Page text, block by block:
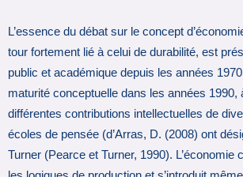
L’essence du débat sur le concept
tour fortement lié à celui de durabilité, est
public et académique depuis les années
maturité conceptuelle dans les années 1990,
différentes contributions intellectuelles de
écoles de pensée (d’Arras, D. (2008) ont
Turner (Pearce et Turner, 1990). L’économie